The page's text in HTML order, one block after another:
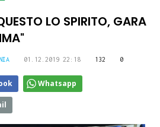
LO SPIRITO, GARA
01.12.2019 22:18 132 0
Whatsapp